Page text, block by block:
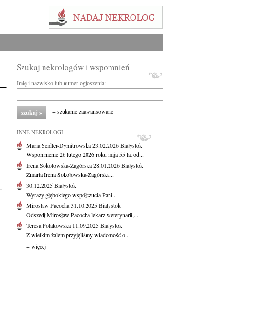
Szukaj nekrologów i wspomnień
Imię i nazwisko lub numer ogłoszenia:
+ szukanie zaawansowane
INNE NEKROLOGI
Maria Seidler-Dymitrowska23.02.2026Białystok
Wspomnienie 26 lutego 2026 roku mija 55 lat od...
Irena Sokołowska-Zagórska28.01.2026Białystok
Zmarła Irena Sokołowska-Zagórska...
30.12.2025Białystok
Wyrazy głębokiego współczucia Pani...
Mirosław Pacocha31.10.2025Białystok
Odszedł Mirosław Pacocha lekarz weterynarii,...
Teresa Polakowska 11.09.2025Białystok
Z wielkim żalem przyjęliśmy wiadomość o...
+ więcej